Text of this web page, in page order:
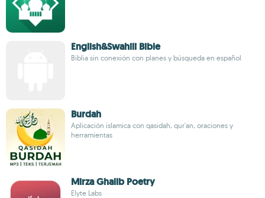
English&Swahili Bible
Biblia sin conexión con planes y búsqueda en español
Burdah
Aplicación islamica con qasidah, qur'an, oraciones y
herramientas
Mirza Ghalib Poetry
Elyte Labs